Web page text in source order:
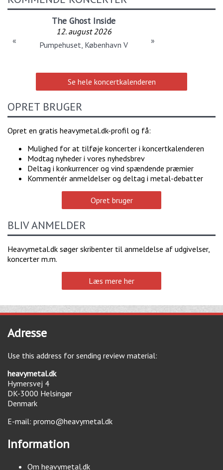
The Ghost Inside
12. august 2026
Pumpehuset, København V
« »
Se hele koncertkalenderen
OPRET BRUGER
Opret en gratis heavymetal.dk-profil og få:
Mulighed for at tilføje koncerter i koncertkalenderen
Modtag nyheder i vores nyhedsbrev
Deltag i konkurrencer og vind spændende præmier
Kommentér anmeldelser og deltag i metal-debatter
Opret bruger
BLIV ANMELDER
Heavymetal.dk søger skribenter til anmeldelse af udgivelser,
koncerter m.m.
Læs mere her
Adresse
Use this address for sending review material:
heavymetal.dk
Hymersvej 4
DK-3000 Helsingør
Denmark
E-mail: promo@heavymetal.dk
Information
Om heavymetal.dk